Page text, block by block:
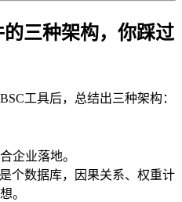
三种架构，你踩过
工具后，总结出三种架构：
企业落地。
个数据库，因果关系、权重计
。